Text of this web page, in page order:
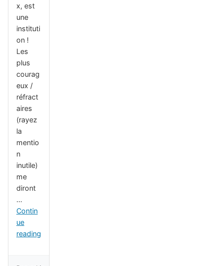
x, est
une
instituti
on !
Les
plus
courag
eux /
réfract
aires
(rayez
la
mentio
n
inutile)
me
diront
…
Contin
ue
reading